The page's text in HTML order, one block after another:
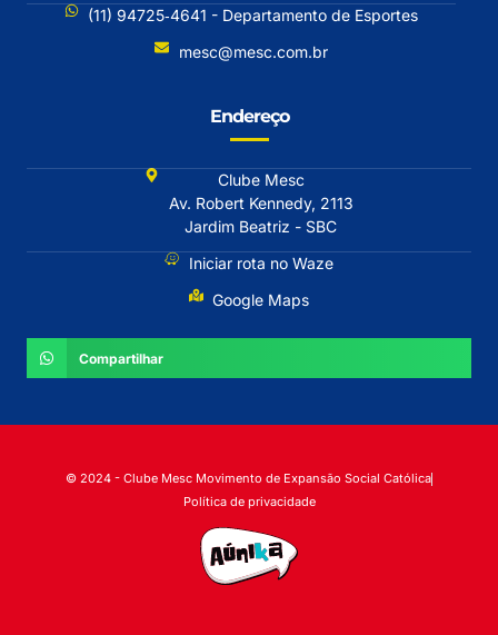
(11) 94725‐4641 - Departamento de Esportes
mesc@mesc.com.br
Endereço
Clube Mesc
Av. Robert Kennedy, 2113
Jardim Beatriz - SBC
Iniciar rota no Waze
Google Maps
Compartilhar
© 2024 - Clube Mesc Movimento de Expansão Social Católica
Política de privacidade